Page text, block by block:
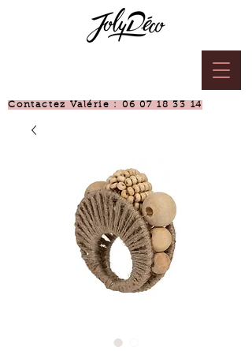
Contactez Valérie :06 07 18 33 14